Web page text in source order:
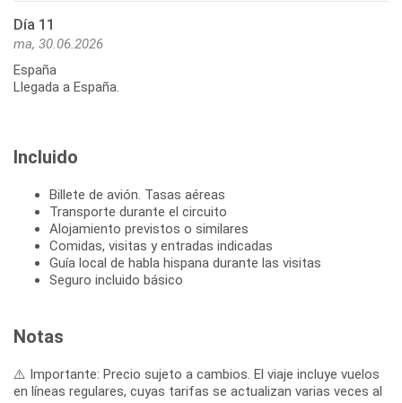
Día 11
ma, 30.06.2026
España
Llegada a España.
Incluido
Billete de avión. Tasas aéreas
Transporte durante el circuito
Alojamiento previstos o similares
Comidas, visitas y entradas indicadas
Guía local de habla hispana durante las visitas
Seguro incluido básico
Notas
⚠️ Importante: Precio sujeto a cambios. El viaje incluye vuelos
en líneas regulares, cuyas tarifas se actualizan varias veces al